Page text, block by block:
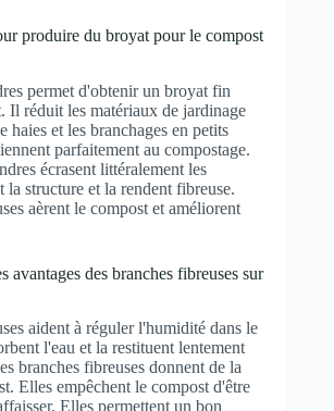
produire du broyat pour le compost
permet d'obtenir un broyat fin
Il réduit les matériaux de jardinage
haies et les branchages en petits
parfaitement au compostage.
écrasent littéralement les
la structure et la rendent fibreuse.
aèrent le compost et améliorent
avantages des branches fibreuses sur
aident à réguler l'humidité dans le
l'eau et la restituent lentement
branches fibreuses donnent de la
Elles empêchent le compost d'être
Elles permettent un bon